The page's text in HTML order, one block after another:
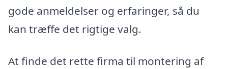
gode anmeldelser og erfaringer, så du
kan træffe det rigtige valg.
At finde det rette firma til montering af